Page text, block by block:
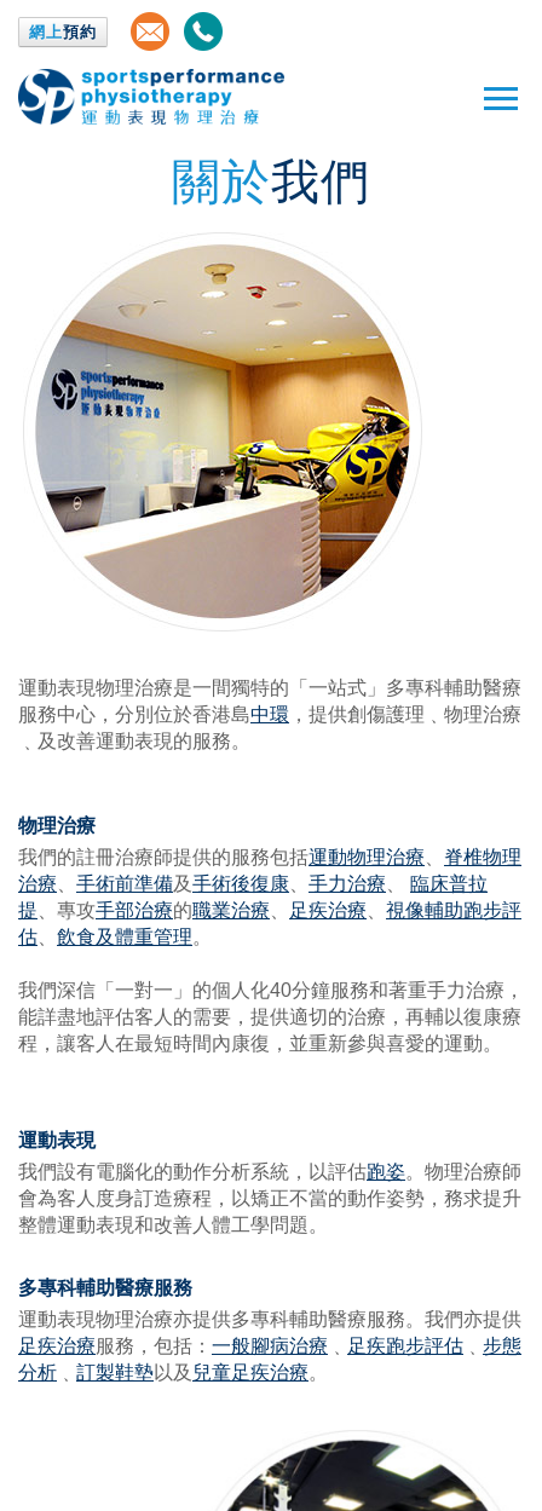
網上預約
關於我們
運動表現物理治療是一間獨特的「一站式」多專科輔助醫療
服務中心，分別位於香港島中環 ，提供創傷護理﹑物理治療
﹑及改善運動表現的服務。
物理治療
我們的註冊治療師提供的服務包括運動物理治療
脊椎物理
治療
手術前準備及手術後復康 手力治療
臨床普拉
提 、專攻手部治療的職業治療 足疾治療
視像輔助跑步評
估
飲食及體重管理。
我們深信「一對一」的個人化40分鐘服務和著重手力治療，
能詳盡地評估客人的需要，提供適切的治療，再輔以復康療
程，讓客人在最短時間內康復，並重新參與喜愛的運動。
運動表現
我們設有電腦化的動作分析系統，以評估跑姿。物理治療師
會為客人度身訂造療程，以矯正不當的動作姿勢，務求提升
整體運動表現和改善人體工學問題。
多專科輔助醫療服務
運動表現物理治療亦提供多專科輔助醫療服務。我們亦提供
足疾治療服務，包括： 一般腳病治療 足疾跑步評估
步態
分析
訂製鞋墊以及 兒童足疾治療。